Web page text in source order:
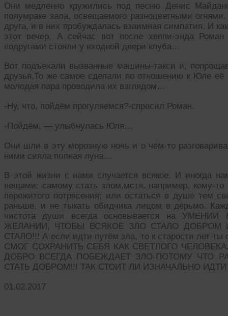
Они медленно кружились под песню Денис
полумраке зала, освещаемого разноцветными
друга, и в них пробуждалась взаимная симпатия. И
этот вечер. А сейчас вот после хеппи-энда
подругами стояли у входной двери клуба…
Вот подъехали вызванные машины-такси и,
друзья.То же самое сделали по отношению к Юле её
молодая пара проводила их взглядом…
-Ну, что, пойдём прогуляемся?-спросил Роман.
-Пойдём, — улыбнулась Юля…
Они шли в эту морозную ночь и о чём-то
ними сияла полная луна…
В этой жизни с нами случается всякое. И иногда
вещами: самому стать злом,мстя, например, кому-
пережитого потрясения; или остаться в душе тем
раньше, и не тыкать обидчика лицом в дерьмо.
чистота души всегда основывается на
ЖЕЛАНИИ, ЧТОБЫ ВСЯКОЕ ЗЛО СТАЛО
СТАЛО!!! А если идти путём зла, то к старости лет
СМОГ СОХРАНИТЬ СЕБЯ КАК СВЕТЛОГО ЧЕЛОВЕКА.
ДОБРО ВСЕГДА ПОБЕЖДАЕТ ЗЛО-ПОТОМУ ЧТО
СТАТЬ ДОБРОМ!!! ТАК СТОИТ ЛИ ИЗНАЧАЛЬНО
01.02.2017